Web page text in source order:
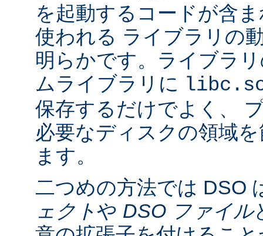
を起動するコードが含
使われる ライブラリの
明らかです。ライブラ
ムライブラリに
保存するだけでよく、
必要なディスクの領域
ます。
二つめの方法では DSO
ェクトや DSO ファイル